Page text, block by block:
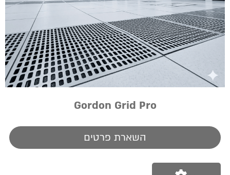
Gordon Grid Pro
השארת פרטים